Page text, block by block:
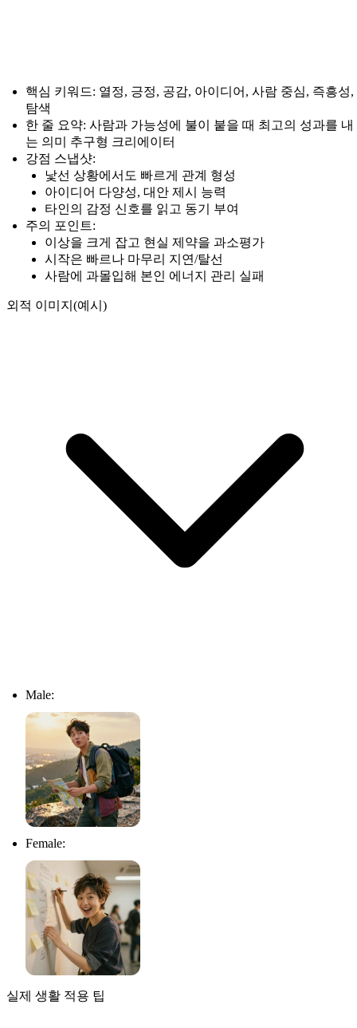
핵심 키워드: 열정, 긍정, 공감, 아이디어, 사람 중심, 즉흥성,
탐색
한 줄 요약: 사람과 가능성에 불이 붙을 때 최고의 성과를 내
는 의미 추구형 크리에이터
강점 스냅샷:
낯선 상황에서도 빠르게 관계 형성
아이디어 다양성, 대안 제시 능력
타인의 감정 신호를 읽고 동기 부여
주의 포인트:
이상을 크게 잡고 현실 제약을 과소평가
시작은 빠르나 마무리 지연/탈선
사람에 과몰입해 본인 에너지 관리 실패
외적 이미지(예시)
Male:
Female:
실제 생활 적용 팁